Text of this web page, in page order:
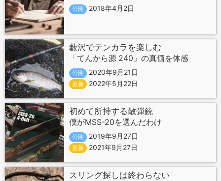
公開 2018年4月2日
藪沢でテンカラを楽しむ
「てんから源 240」の真価を体感
公開 2020年9月21日
更新 2022年5月22日
初めて所持する散弾銃
僕がMSS-20を選んだわけ
公開 2019年9月27日
更新 2021年9月27日
スリング探しは終わらない